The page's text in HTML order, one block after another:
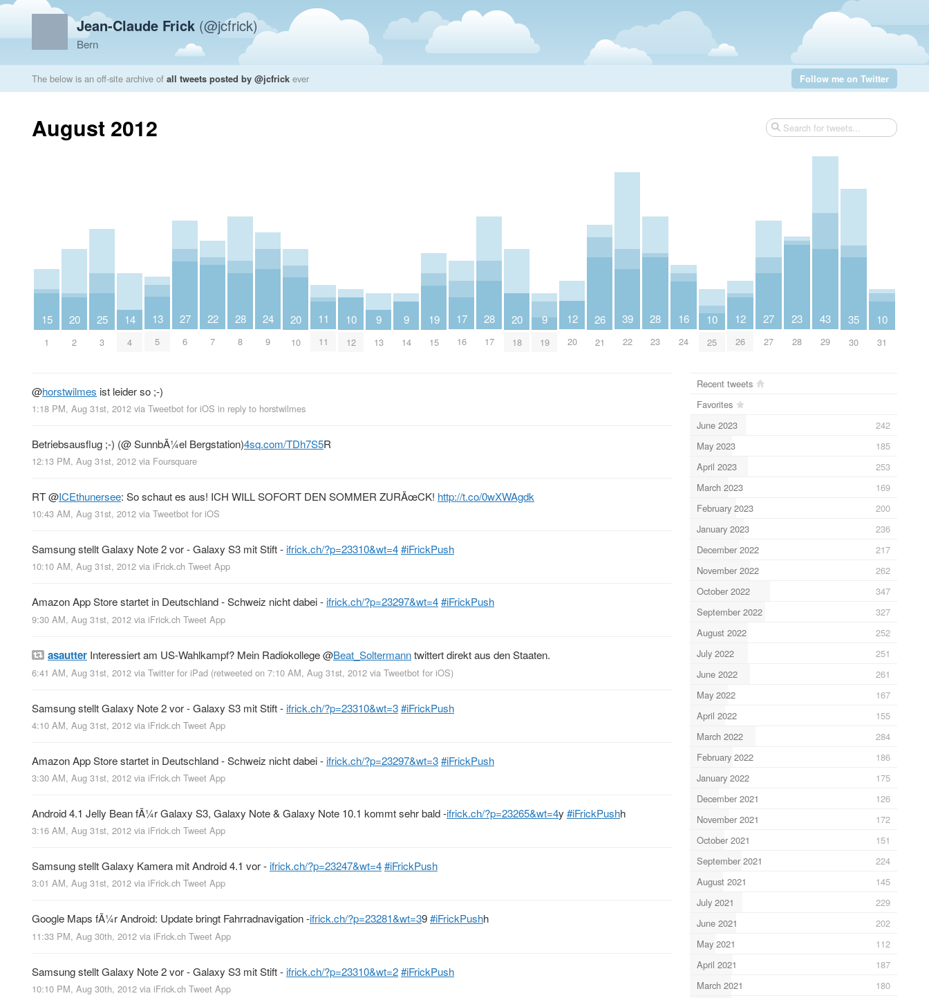
Jean-Claude Frick (@jcfrick)
Bern
The below is an off-site archive of all tweets posted by @jcfrick ever Follow me on Twitter
August 2012
15
1
20
2
25
3
14
4
13
5
27
6
22
7
28
8
24
9
20
10
11
11
10
12
9
13
9
14
19
15
17
16
28
17
20
18
9
19
12
20
26
21
39
22
28
23
16
24
10
25
12
26
27
27
23
28
43
29
35
30
10
31
@horstwilmes ist leider so ;-)
1:18 PM, Aug 31st, 2012 via Tweetbot for iOS in reply to horstwilmes
Betriebsausflug ;-) (@ SunnbÃ¼el Bergstation)4sq.com/TDh7S5R
12:13 PM, Aug 31st, 2012 via Foursquare
RT@ICEthunersee: So schaut es aus! ICH WILL SOFORT DEN SOMMER ZURÃœCK! http://t.co/0wXWAgdk
10:43 AM, Aug 31st, 2012 via Tweetbot for iOS
Samsung stellt Galaxy Note 2 vor - Galaxy S3 mit Stift - ifrick.ch/?p=23310&wt=4#iFrickPush
10:10 AM, Aug 31st, 2012 via iFrick.ch Tweet App
Amazon App Store startet in Deutschland - Schweiz nicht dabei - ifrick.ch/?p=23297&wt=4#iFrickPush
9:30 AM, Aug 31st, 2012 via iFrick.ch Tweet App
asautter Interessiert am US-Wahlkampf? Mein Radiokollege@Beat_Soltermanntwittert direkt aus den Staaten.
6:41 AM, Aug 31st, 2012 via Twitter for iPad (retweeted on 7:10 AM, Aug 31st, 2012 via Tweetbot for iOS)
Samsung stellt Galaxy Note 2 vor - Galaxy S3 mit Stift - ifrick.ch/?p=23310&wt=3#iFrickPush
4:10 AM, Aug 31st, 2012 via iFrick.ch Tweet App
Amazon App Store startet in Deutschland - Schweiz nicht dabei - ifrick.ch/?p=23297&wt=3#iFrickPush
3:30 AM, Aug 31st, 2012 via iFrick.ch Tweet App
Android 4.1 Jelly Bean fÃ¼r Galaxy S3, Galaxy Note & Galaxy Note 10.1 kommt sehr bald -ifrick.ch/?p=23265&wt=4y #iFrickPushh
3:16 AM, Aug 31st, 2012 via iFrick.ch Tweet App
Samsung stellt Galaxy Kamera mit Android 4.1 vor - ifrick.ch/?p=23247&wt=4#iFrickPush
3:01 AM, Aug 31st, 2012 via iFrick.ch Tweet App
Google Maps fÃ¼r Android: Update bringt Fahrradnavigation -ifrick.ch/?p=23281&wt=39#iFrickPushh
11:33 PM, Aug 30th, 2012 via iFrick.ch Tweet App
Samsung stellt Galaxy Note 2 vor - Galaxy S3 mit Stift - ifrick.ch/?p=23310&wt=2#iFrickPush
10:10 PM, Aug 30th, 2012 via iFrick.ch Tweet App
Recent tweets
Favorites
June 2023
242
May 2023
185
April 2023
253
March 2023
169
February 2023
200
January 2023
236
December 2022
217
November 2022
262
October 2022
347
September 2022
327
August 2022
252
July 2022
251
June 2022
261
May 2022
167
April 2022
155
March 2022
284
February 2022
186
January 2022
175
December 2021
126
November 2021
172
October 2021
151
September 2021
224
August 2021
145
July 2021
229
June 2021
202
May 2021
112
April 2021
187
March 2021
180